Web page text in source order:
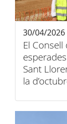
El
Sant
la
30/04/2026